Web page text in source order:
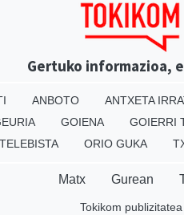
Gertuko informazioa,
ANBOTO ANTXETA
GOIENA GOIERRI
ORIO GUKA
Matx Gurean
Tokikom publizitatea